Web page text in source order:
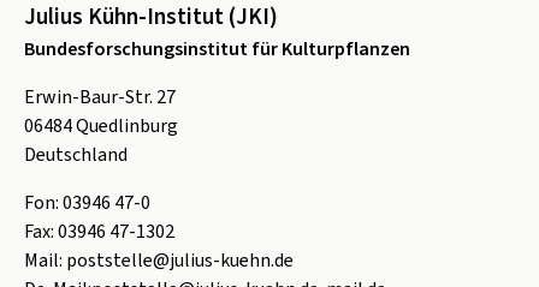
Julius Kühn-Institut (JKI)
Bundesforschungsinstitut für Kulturpflanzen
Erwin-Baur-Str. 27
06484Quedlinburg
Deutschland
Fon:03946 47-0
Fax:03946 47-1302
Mail: poststelle@julius-kuehn.de